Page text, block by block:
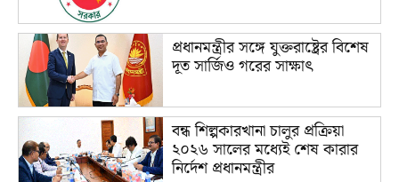
প্রধানমন্ত্রীর সঙ্গে যুক্তরাষ্ট্রের বিশেষ
দূত সার্জিও গরের সাক্ষাৎ
বন্ধ শিল্পকারখানা চালুর প্রক্রিয়া
২০২৬ সালের মধ্যেই শেষ কারার
নির্দেশ প্রধানমন্ত্রীর